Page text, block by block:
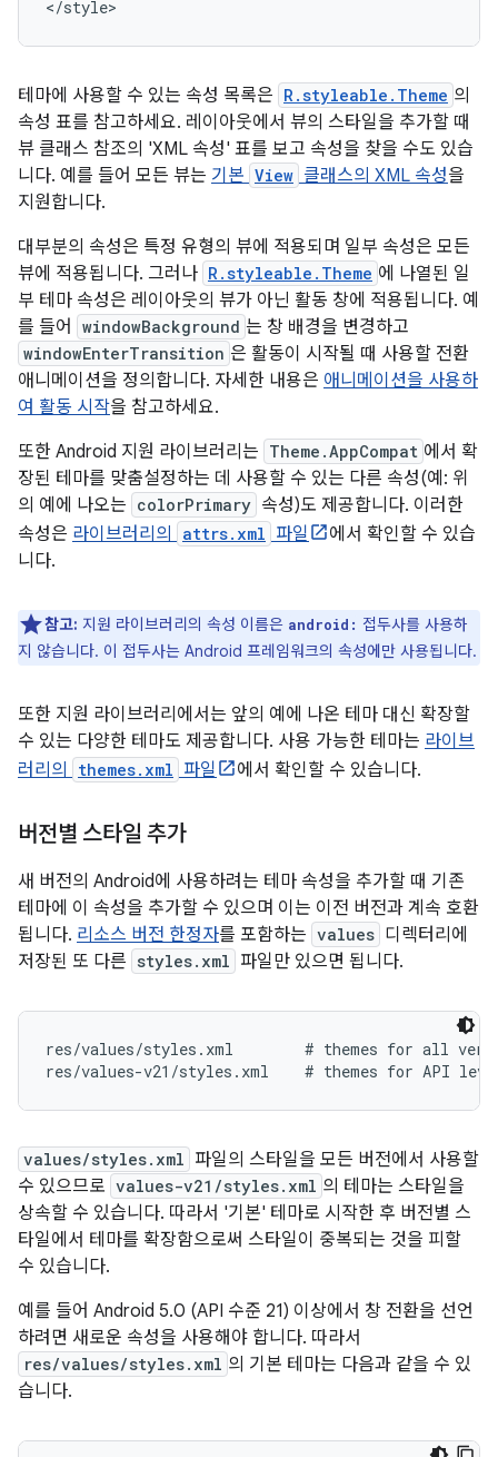
</style>
테마에 사용할 수 있는 속성 목록은 R.styleable.Theme 의
속성 표를 참고하세요. 레이아웃에서 뷰의 스타일을 추가할 때
뷰 클래스 참조의 'XML 속성' 표를 보고 속성을 찾을 수도 있습
니다. 예를 들어 모든 뷰는 기본 View 클래스의 XML 속성을
지원합니다.
대부분의 속성은 특정 유형의 뷰에 적용되며 일부 속성은 모든
뷰에 적용됩니다. 그러나 R.styleable.Theme 에 나열된 일
부 테마 속성은 레이아웃의 뷰가 아닌 활동 창에 적용됩니다. 예
를 들어
windowBackground 는 창 배경을 변경하고
windowEnterTransition 은 활동이 시작될 때 사용할 전환
애니메이션을 정의합니다. 자세한 내용은 애니메이션을 사용하
여 활동 시작을 참고하세요.
또한 Android 지원 라이브러리는 Theme.AppCompat 에서 확
장된 테마를 맞춤설정하는 데 사용할 수 있는 다른 속성(예: 위
의 예에 나오는 colorPrimary 속성)도 제공합니다. 이러한
속성은 라이브러리의 attrs.xml 파일
에서 확인할 수 있습
니다.
참고: 지원 라이브러리의 속성 이름은 android: 접두사를 사용하
지 않습니다. 이 접두사는 Android 프레임워크의 속성에만 사용됩니다.
또한 지원 라이브러리에서는 앞의 예에 나온 테마 대신 확장할
수 있는 다양한 테마도 제공합니다. 사용 가능한 테마는 라이브
러리의
themes.xml 파일 에서 확인할 수 있습니다.
버전별 스타일 추가
새 버전의 Android에 사용하려는 테마 속성을 추가할 때 기존
테마에 이 속성을 추가할 수 있으며 이는 이전 버전과 계속 호환
됩니다. 리소스 버전 한정자를 포함하는 values 디렉터리에
저장된 또 다른 styles.xml 파일만 있으면 됩니다.
res/values/styles.xml        # themes for all
values/styles.xml 파일의 스타일을 모든 버전에서 사용할
수 있으므로 values-v21/styles.xml 의 테마는 스타일을
상속할 수 있습니다. 따라서 '기본' 테마로 시작한 후 버전별 스
타일에서 테마를 확장함으로써 스타일이 중복되는 것을 피할
수 있습니다.
예를 들어 Android 5.0 (API 수준 21) 이상에서 창 전환을 선언
하려면 새로운 속성을 사용해야 합니다. 따라서
res/values/styles.xml 의 기본 테마는 다음과 같을 수 있
습니다.